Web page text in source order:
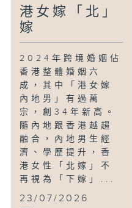
港女嫁「北」
嫁
2024年跨境婚姻佔
香港整體婚姻六
成，其中「港女嫁
內地男」有過萬
宗，創34年新高。
隨內地跟香港越趨
融合，內地男生經
濟、學歷提升，香
港女性「北嫁」不
再視為「下嫁」...
23/07/2026